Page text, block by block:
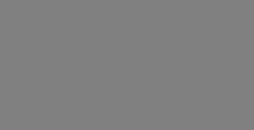
Sauvignon – 10 % Cabernet Franc